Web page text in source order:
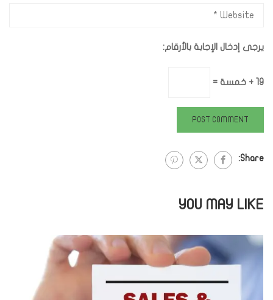
يرجى إدخال الإجابة بالأرقام:
19 + خمسة =
Share:
YOU MAY LIKE